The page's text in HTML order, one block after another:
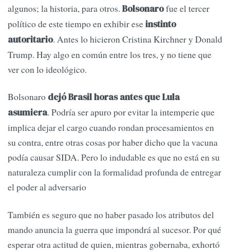
algunos; la historia, para otros. Bolsonarofue el tercer
político de este tiempo en exhibir eseinstinto
autoritario. Antes lo hicieron Cristina Kirchner y Donald
Trump. Hay algo en común entre los tres, y no tiene que
ver con lo ideológico.
Bolsonaro dejó Brasil horas antes que Lula
asumiera. Podría ser apuro por evitar la intemperie que
implica dejar el cargo cuando rondan procesamientos en
su contra, entre otras cosas por haber dicho que la vacuna
podía causar SIDA. Pero lo indudable es que no está en su
naturaleza cumplir con la formalidad profunda de entregar
el poder al adversario
También es seguro que no haber pasado los atributos del
mando anuncia la guerra que impondrá al sucesor. Por qué
esperar otra actitud de quien, mientras gobernaba, exhortó